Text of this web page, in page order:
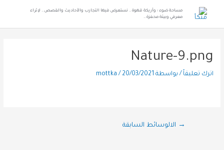
مساحة ضوء ؛ وأريكة قهوة .. نستعرض فيها التجارب والأحاديث والقصص .. لإثراء
معرفي وبيئة محفزة ..
Nature-9.png
اترك تعليقاً / بواسطة mottka/ 20/03/2021
→ الالوسائط السابقة